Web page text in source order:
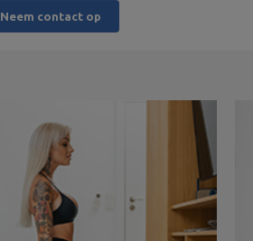
Neem contact op